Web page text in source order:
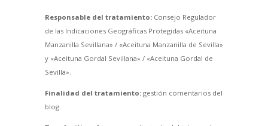
Responsable del tratamiento:Consejo Regulador
de las Indicaciones Geográficas Protegidas «Aceituna
Manzanilla Sevillana» / «Aceituna Manzanilla de Sevilla»
y «Aceituna Gordal Sevillana» / «Aceituna Gordal de
Sevilla».
Finalidad del tratamiento:gestión comentarios del
blog.